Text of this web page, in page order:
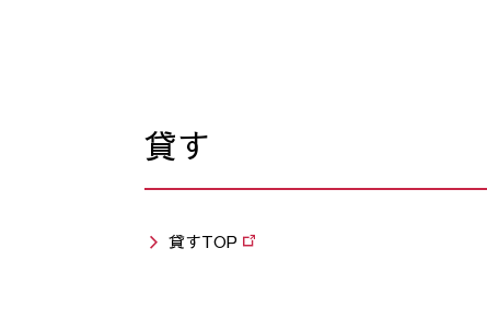
貸す
貸すTOP